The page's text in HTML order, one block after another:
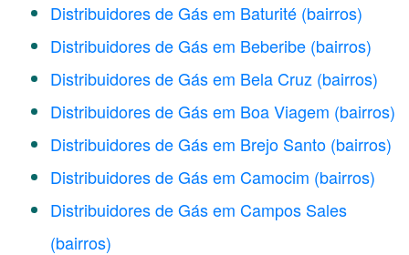
Distribuidores de Gás em Baturité (bairros)
Distribuidores de Gás em Beberibe (bairros)
Distribuidores de Gás em Bela Cruz (bairros)
Distribuidores de Gás em Boa Viagem (bairros)
Distribuidores de Gás em Brejo Santo (bairros)
Distribuidores de Gás em Camocim (bairros)
Distribuidores de Gás em Campos Sales
(bairros)